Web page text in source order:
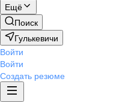
Ещё
Поиск
Гулькевичи
Войти
Войти
Создать резюме